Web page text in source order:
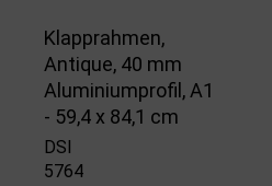
Klapprahmen,
Antique, 40 mm
Aluminiumprofil, A1
- 59,4 x 84,1 cm
DSI
5764